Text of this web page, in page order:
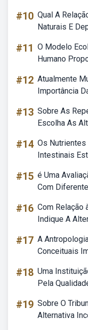
#10 Qual A
Naturais E
#11 O Modelo
Humano
#12 Atualmente
Importância
#13 Sobre As
Escolha As
#14 Os
Intestinais
#15 é Uma
Com
#16 Com Relação
Indique A
#17 A
Conceituais
#18 Uma
Pela
#19 Sobre O
Alternativa